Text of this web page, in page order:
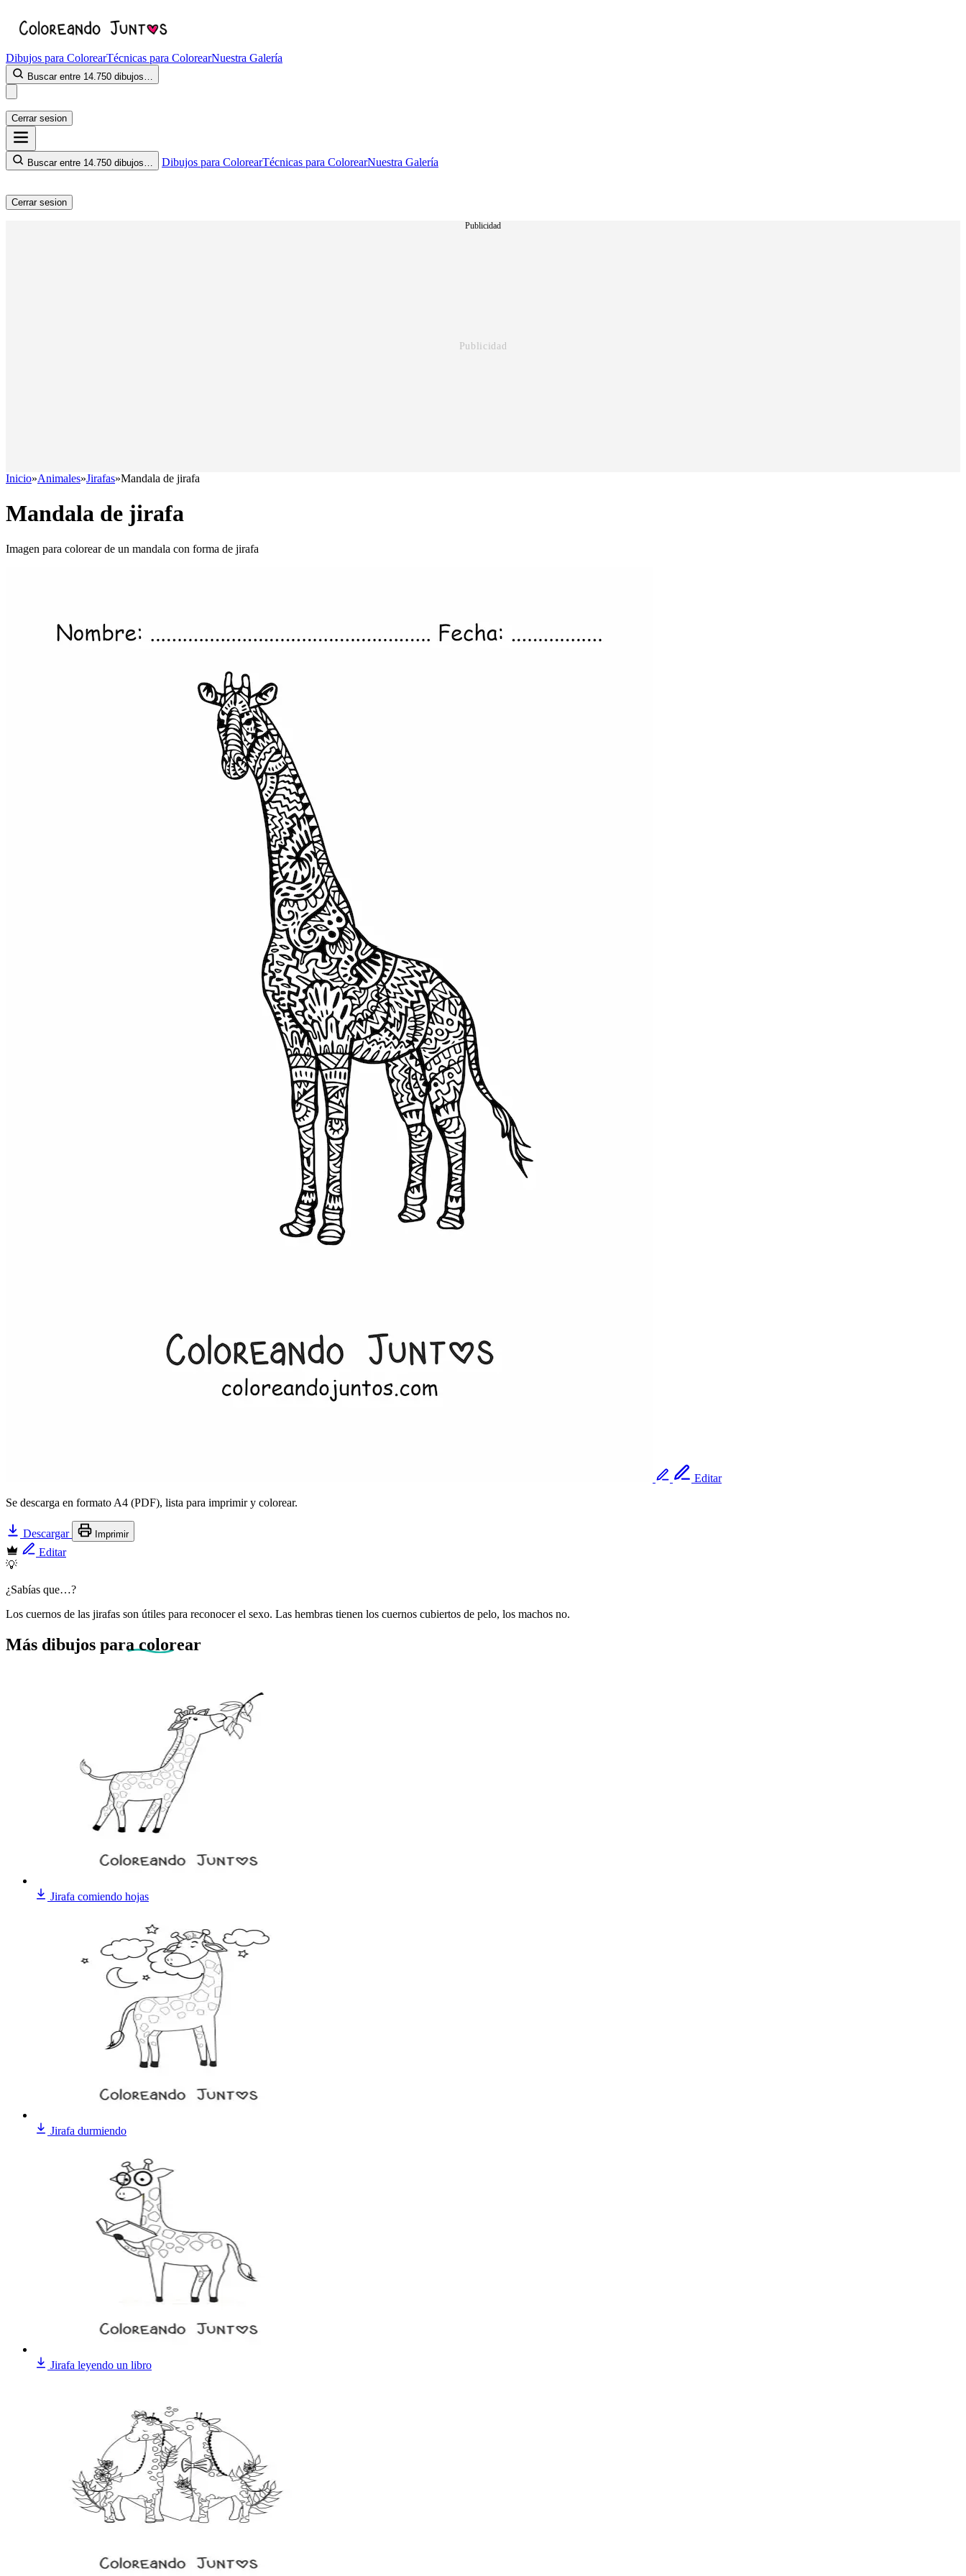
Dibujos para ColorearTécnicas para ColorearNuestra Galería
Buscar entre 14.750 dibujos…
Cerrar sesion
Buscar entre 14.750 dibujos… Dibujos para ColorearTécnicas para ColorearNuestra Galería
Cerrar sesion
Publicidad
Inicio»Animales»Jirafas»Mandala de jirafa
Mandala de jirafa
Imagen para colorear de un mandala con forma de jirafa
Editar
Se descarga en formato A4 (PDF), lista para imprimir y colorear.
Descargar Imprimir
Editar
💡
¿Sabías que…?
Los cuernos de las jirafas son útiles para reconocer el sexo. Las hembras tienen los cuernos cubiertos de pelo, los machos no.
Más dibujos para colorear
Jirafa comiendo hojas
Jirafa durmiendo
Jirafa leyendo un libro